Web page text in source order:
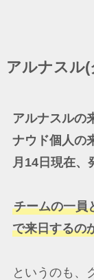
アルナスル
アルナスルの
ナウド個人の
月14日現在、
チームの一員
で来日するの
というのも、